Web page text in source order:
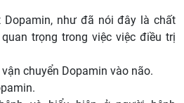
Dopamin, như đã nói đây là chất
trọng trong việc việc điều trị
chuyển Dopamin vào não.